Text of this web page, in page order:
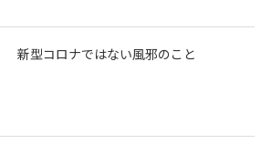
新型コロナではない風邪のこと